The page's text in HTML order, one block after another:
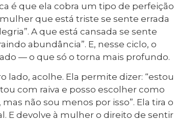
é que ela cobra um tipo de perfeição
que está triste se sente errada
A que está cansada se sente
abundância”. E, nesse ciclo, o
— o que só o torna mais profundo.
lado, acolhe. Ela permite dizer: “estou
com raiva e posso escolher como
não sou menos por isso”. Ela tira o
E devolve à mulher o direito de sentir